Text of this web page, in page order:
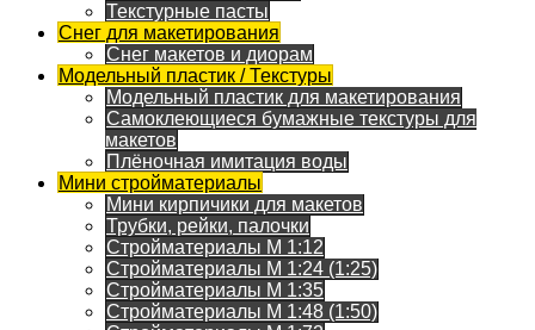
Текстурные пасты
Снег для макетирования
Снег макетов и диорам
Модельный пластик / Текстуры
Модельный пластик для макетирования
Самоклеющиеся бумажные текстуры для
макетов
Плёночная имитация воды
Мини стройматериалы
Мини кирпичики для макетов
Трубки, рейки, палочки
Стройматериалы M 1:12
Стройматериалы M 1:24 (1:25)
Стройматериалы M 1:35
Стройматериалы M 1:48 (1:50)